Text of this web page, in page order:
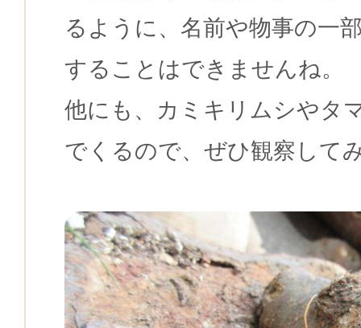
るように、名前や物事の一
することはできませんね。
他にも、カミキリムシやタ
でくるので、ぜひ観察して